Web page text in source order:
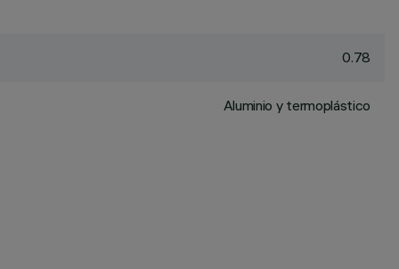
0.78
Aluminio y termoplástico